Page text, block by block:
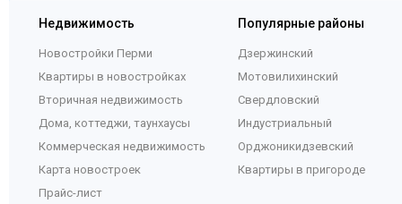
Недвижимость
Новостройки Перми
Квартиры в новостройках
Вторичная недвижимость
Дома, коттеджи, таунхаусы
Коммерческая недвижимость
Карта новостроек
Прайс-лист
Популярные районы
Дзержинский
Мотовилихинский
Свердловский
Индустриальный
Орджоникидзевский
Квартиры в пригороде